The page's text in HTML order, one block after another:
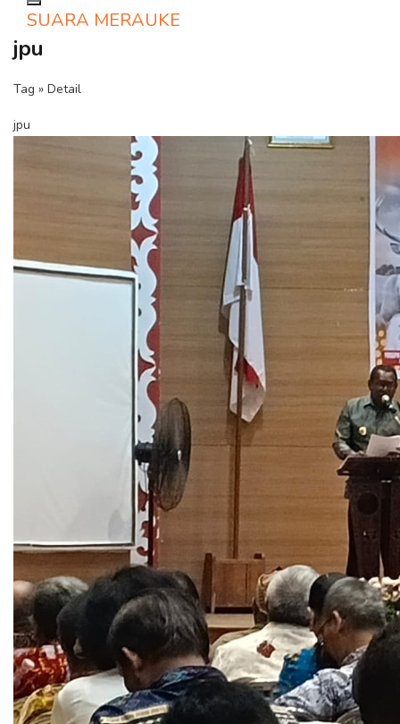
Toggle navigation
SUARA MERAUKE
jpu
Tag » Detail
jpu